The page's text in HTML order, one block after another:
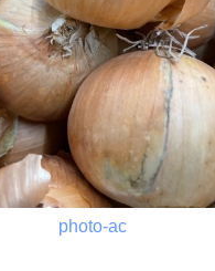
photo-ac